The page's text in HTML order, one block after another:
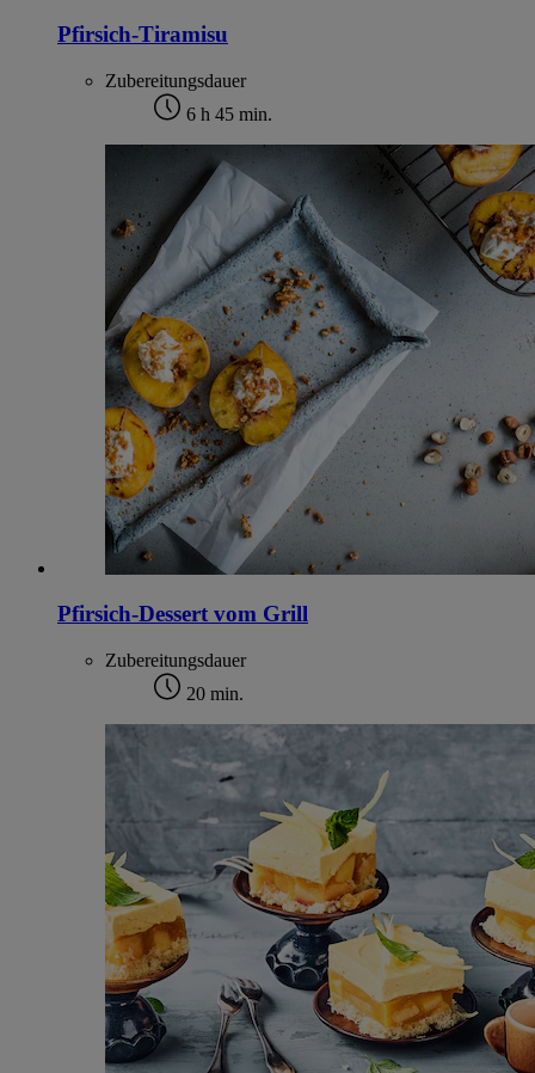
Pfirsich-Tiramisu
Zubereitungsdauer
6 h 45 min.
Pfirsich-Dessert vom Grill
Zubereitungsdauer
20 min.